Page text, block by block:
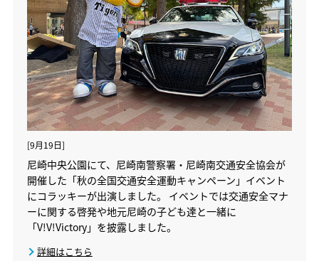
[9月19日]
尼崎中央公園にて、尼崎南警察署・尼崎南交通安全協会が
開催した「秋の全国交通安全運動キャンペーン」イベント
にコラッキーが出演しました。 イベントでは交通安全マナ
ーに関する啓発や地元尼崎の子ども達と一緒に
「V!V!Victory」を披露しました。
詳細はこちら